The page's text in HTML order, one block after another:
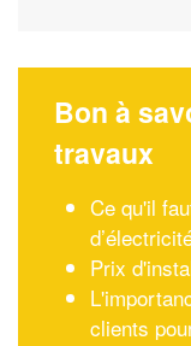
Bon à
travaux
Ce qu'il
Prix
clients